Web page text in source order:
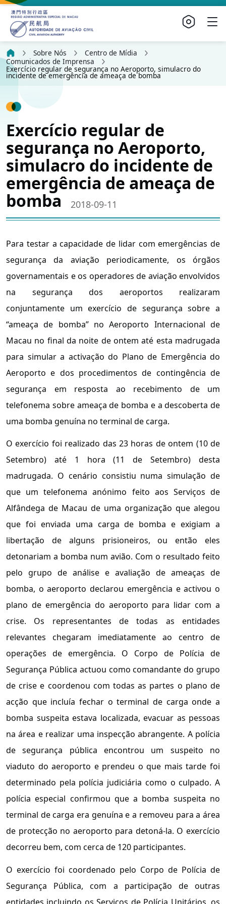
Sobre Nós
Centro de Mídia
Comunicados de Imprensa
Exercício regular de segurança no Aeroporto, simulacro do
incidente de emergência de ameaça de bomba
Exercício regular de
segurança no Aeroporto,
simulacro do incidente de
emergência de ameaça de
bomba
2018-09-11
Para testar a capacidade de lidar com emergências de
segurança da aviação periodicamente, os órgãos
governamentais e os operadores de aviação envolvidos
na segurança dos aeroportos realizaram
conjuntamente um exercício de segurança sobre a
“ameaça de bomba” no Aeroporto Internacional de
Macau no final da noite de ontem até esta madrugada
para simular a activação do Plano de Emergência do
Aeroporto e dos procedimentos de contingência de
segurança em resposta ao recebimento de um
telefonema sobre ameaça de bomba e a descoberta de
uma bomba genuína no terminal de carga.
O exercício foi realizado das 23 horas de ontem (10 de
Setembro) até 1 hora (11 de Setembro) desta
madrugada. O cenário consistiu numa simulação de
que um telefonema anónimo feito aos Serviços de
Alfândega de Macau de uma organização que alegou
que foi enviada uma carga de bomba e exigiam a
libertação de alguns prisioneiros, ou então eles
detonariam a bomba num avião. Com o resultado feito
pelo grupo de análise e avaliação de ameaças de
bomba, o aeroporto declarou emergência e activou o
plano de emergência do aeroporto para lidar com a
crise. Os representantes de todas as entidades
relevantes chegaram imediatamente ao centro de
operações de emergência. O Corpo de Polícia de
Segurança Pública actuou como comandante do grupo
de crise e coordenou com todas as partes o plano de
acção que incluía fechar o terminal de carga onde a
bomba suspeita estava localizada, evacuar as pessoas
na área e realizar uma inspecção abrangente. A polícia
de segurança pública encontrou um suspeito no
viaduto do aeroporto e prendeu o que mais tarde foi
determinado pela polícia judiciária como o culpado. A
polícia especial confirmou que a bomba suspeita no
terminal de carga era genuína e a removeu para a área
de protecção no aeroporto para detoná-la. O exercício
decorreu bem, com cerca de 120 participantes.
O exercício foi coordenado pelo Corpo de Polícia de
Segurança Pública, com a participação de outras